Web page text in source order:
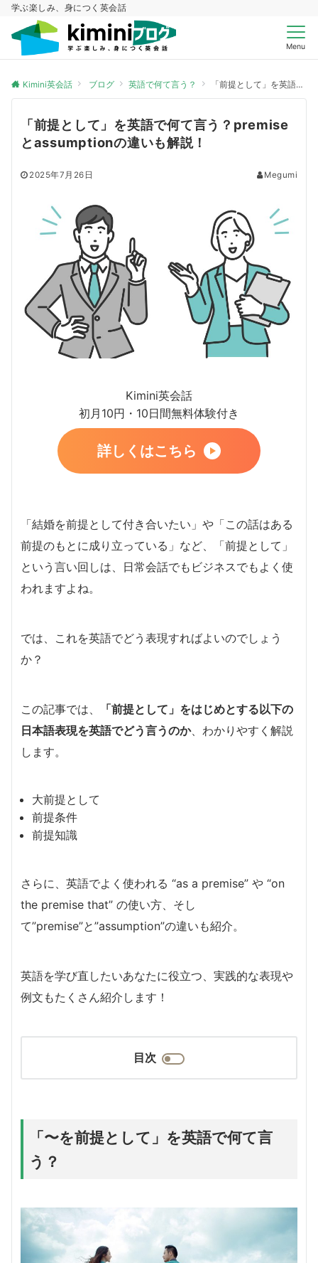
学ぶ楽しみ、身につく英会話
Menu
Kimini英会話 ブログ 英語で何て言う？ 「前提として」を英語で何て言う？premiseとassumptionの違いも解説！
「前提として」を英語で何て言う？premise
とassumptionの違いも解説！
2025年7月26日 Megumi
Kimini英会話
初月10円・10日間無料体験付き
詳しくはこちら
「結婚を前提として付き合いたい」や「この話はある
前提のもとに成り立っている」など、「前提として」
という言い回しは、日常会話でもビジネスでもよく使
われますよね。
では、これを英語でどう表現すればよいのでしょう
か？
この記事では、
「前提として」をはじめとする以下の
日本語表現を英語でどう言うのか、わかりやすく解説
します。
大前提として
前提条件
前提知識
さらに、英語でよく使われる “as a premise” や “on
the premise that” の使い方、そし
て”premise”と”assumption”の違いも紹介。
英語を学び直したいあなたに役立つ、実践的な表現や
例文もたくさん紹介します！
目次
「〜を前提として」を英語で何て言
う？